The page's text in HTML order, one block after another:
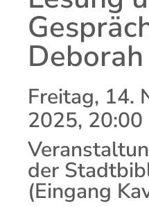
Freitag, 14.
2025, 20:00
der
(Eingang